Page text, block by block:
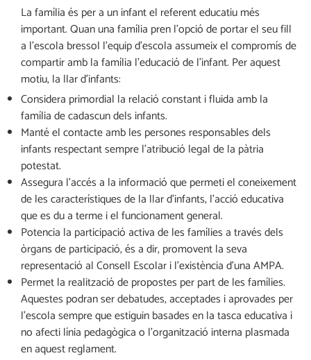
La família és per a un infant el referent educatiu més
important. Quan una família pren l’opció de portar el seu fill
a l’escola bressol l’equip d’escola assumeix el compromís de
compartir amb la família l’educació de l’infant. Per aquest
motiu, la llar d’infants:
Considera primordial la relació constant i fluida amb la
família de cadascun dels infants.
Manté el contacte amb les persones responsables dels
infants respectant sempre l’atribució legal de la pàtria
potestat.
Assegura l’accés a la informació que permeti el coneixement
de les característiques de la llar d’infants, l’acció educativa
que es du a terme i el funcionament general.
Potencia la participació activa de les famílies a través dels
òrgans de participació, és a dir, promovent la seva
representació al Consell Escolar i l’existència d’una AMPA.
Permet la realització de propostes per part de les famílies.
Aquestes podran ser debatudes, acceptades i aprovades per
l’escola sempre que estiguin basades en la tasca educativa i
no afecti línia pedagògica o l’organització interna plasmada
en aquest reglament.